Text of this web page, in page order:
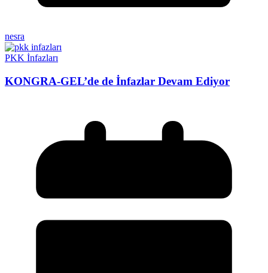
nesra
PKK İnfazları
KONGRA-GEL’de de İnfazlar Devam Ediyor